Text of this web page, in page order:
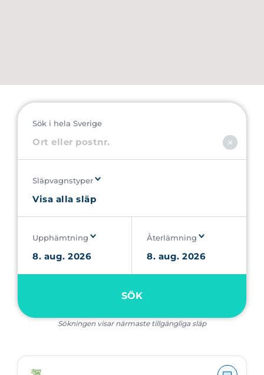
Sök i hela Sverige
Släpvagnstyper
Upphämtning Återlämning
SÖK
Sökningen visar närmaste tillgängliga släp